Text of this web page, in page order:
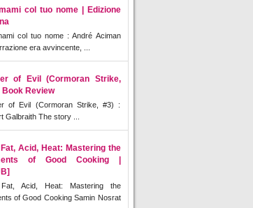
col tuo nome | Edizione
col tuo nome : André Aciman
era avvincente, ...
of Evil (Cormoran Strike,
Book Review
of Evil (Cormoran Strike, #3) :
Galbraith The story ...
Acid, Heat: Mastering the
of Good Cooking |
Acid, Heat: Mastering the
of Good Cooking Samin Nosrat